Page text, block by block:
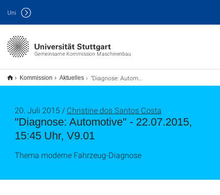
Gemeinsame Kommission Maschinenbau
Uni
Kommission Aktuelles "Diagnose: Automotive" - 22.07.2015, 15:45 Uhr, V9.01
"Diagnose: Automotive" - 22.07.2015,
15:45 Uhr, V9.01
20. Juli 2015 / Christine dos Santos Costa
Thema moderne Fahrzeug-Diagnose